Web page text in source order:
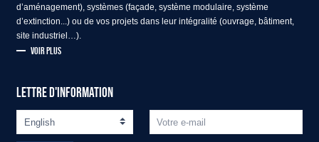
d’aménagement), systèmes (façade, système modulaire, système
d’extinction...) ou de vos projets dans leur intégralité (ouvrage, bâtiment,
site industriel…).
VOIR PLUS
LETTRE D'INFORMATION